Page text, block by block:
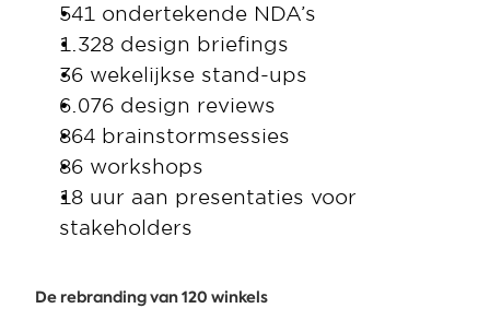
541 ondertekende NDA’s
1.328 design briefings
36 wekelijkse stand-ups
6.076 design reviews
864 brainstormsessies
86 workshops
18 uur aan presentaties voor
stakeholders
De rebranding van 120 winkels